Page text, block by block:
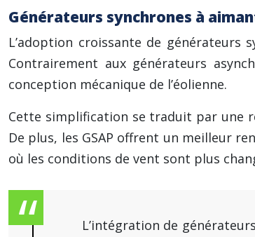
Générateurs synchrones à
L’adoption croissante de générateurs
Contrairement aux générateurs
conception mécanique de l’éolienne.
Cette simplification se traduit par une
De plus, les GSAP offrent un meilleur
où les conditions de vent sont plus
L’intégration de